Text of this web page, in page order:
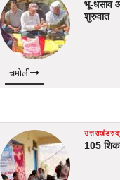
भू-धसाव
शुरुवात
चमोली
उत्तराखंड
105